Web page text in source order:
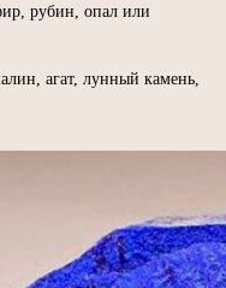
рубин, опал или
агат, лунный камень,